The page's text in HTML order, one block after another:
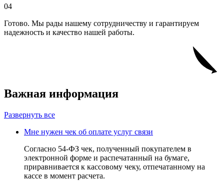
04
Готово. Мы рады нашему сотрудничеству и гарантируем
надежность и качество нашей работы.
Важная информация
Развернуть все
Мне нужен чек об оплате услуг связи
Согласно 54-ФЗ чек, полученный покупателем в
электронной форме и распечатанный на бумаге,
приравнивается к кассовому чеку, отпечатанному на
кассе в момент расчета.